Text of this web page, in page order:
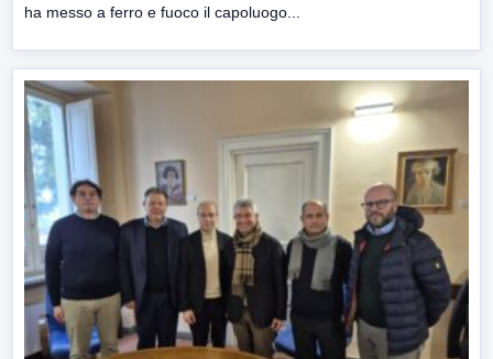
ha messo a ferro e fuoco il capoluogo...